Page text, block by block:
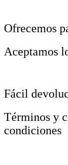
Ofrecemos
Aceptamos
Fácil
Términos y
condiciones